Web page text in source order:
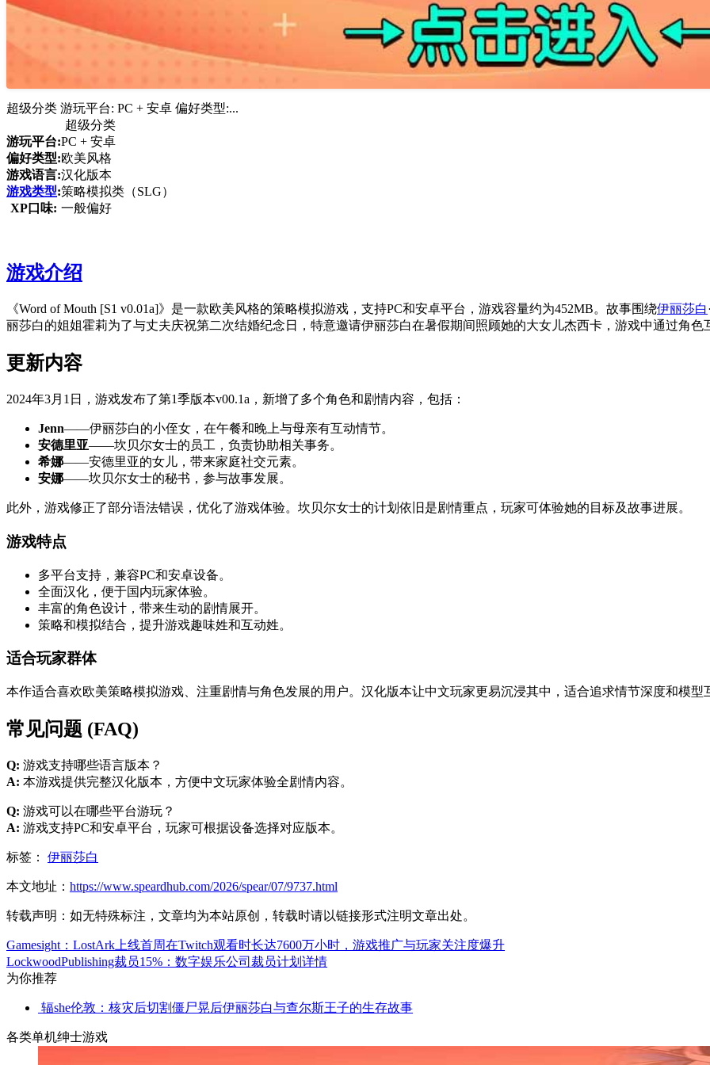
超级分类 游玩平台: PC + 安卓 偏好类型:...
超级分类
游玩平台:PC + 安卓
偏好类型:欧美风格
游戏语言:汉化版本
游戏类型:策略模拟类（SLG）
XP口味: 一般偏好
游戏介绍
《Word of Mouth [S1 v0.01a]》是一款欧美风格的策略模拟游戏，支持PC和安卓平台，游戏容量约为452MB。故事围绕伊丽莎白
丽莎白的姐姐霍莉为了与丈夫庆祝第二次结婚纪念日，特意邀请伊丽莎白在暑假期间照顾她的大女儿杰西卡，游戏中通过角色
更新内容
2024年3月1日，游戏发布了第1季版本v00.1a，新增了多个角色和剧情内容，包括：
Jenn——伊丽莎白的小侄女，在午餐和晚上与母亲有互动情节。
安德里亚——坎贝尔女士的员工，负责协助相关事务。
希娜——安德里亚的女儿，带来家庭社交元素。
安娜——坎贝尔女士的秘书，参与故事发展。
此外，游戏修正了部分语法错误，优化了游戏体验。坎贝尔女士的计划依旧是剧情重点，玩家可体验她的目标及故事进展。
游戏特点
多平台支持，兼容PC和安卓设备。
全面汉化，便于国内玩家体验。
丰富的角色设计，带来生动的剧情展开。
策略和模拟结合，提升游戏趣味姓和互动姓。
适合玩家群体
本作适合喜欢欧美策略模拟游戏、注重剧情与角色发展的用户。汉化版本让中文玩家更易沉浸其中，适合追求情节深度和模型
常见问题 (FAQ)
Q: 游戏支持哪些语言版本？
A: 本游戏提供完整汉化版本，方便中文玩家体验全剧情内容。
Q: 游戏可以在哪些平台游玩？
A: 游戏支持PC和安卓平台，玩家可根据设备选择对应版本。
标签： 伊丽莎白
本文地址： https://www.speardhub.com/2026/spear/07/9737.html
转载声明： 如无特殊标注，文章均为本站原创，转载时请以链接形式注明文章出处。
Gamesight：LostArk上线首周在Twitch观看时长达7600万小时，游戏推广与玩家关注度爆升
LockwoodPublishing裁员15%：数字娱乐公司裁员计划详情
为你推荐
辐she伦敦：核灾后切割僵尸晃后伊丽莎白与查尔斯王子的生存故事
各类单机绅士游戏